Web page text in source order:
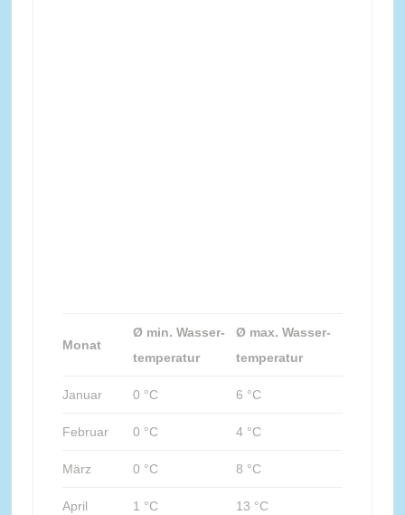
Monat
Ø min. Wasser-
temperatur
Ø max. Wasser-
temperatur
Januar 0 °C 6 °C
Februar 0 °C 4 °C
März 0 °C 8 °C
April 1 °C 13 °C